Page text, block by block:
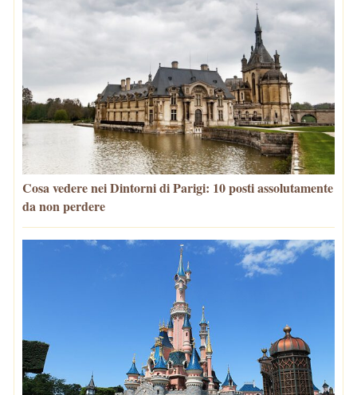
Cosa vedere nei Dintorni di Parigi: 10 posti assolutamente
da non perdere